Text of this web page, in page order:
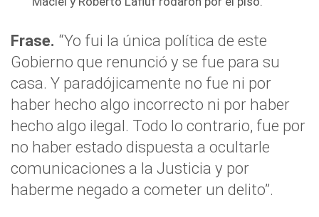
Frase. “Yo fui la única política de este
Gobierno que renunció y se fue para su
casa. Y paradójicamente no fue ni por
haber hecho algo incorrecto ni por haber
hecho algo ilegal. Todo lo contrario, fue por
no haber estado dispuesta a ocultarle
comunicaciones a la Justicia y por
haberme negado a cometer un delito”.